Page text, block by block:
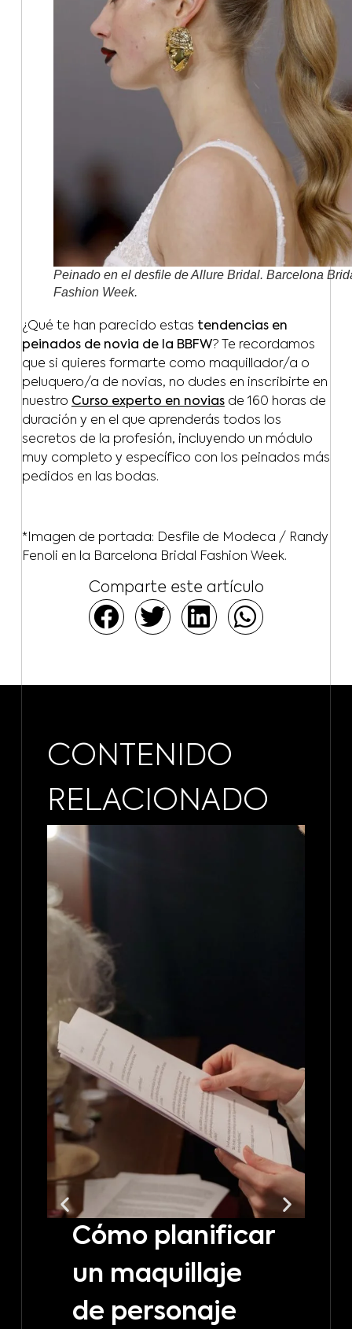
Peinado en el desfile de Allure Bridal. Barcelona
Fashion Week.
¿Qué te han parecido estas tendencias en
peinados de novia de la BBFW? Te recordamos
que si quieres formarte como maquillador/a o
peluquero/a de novias, no dudes en inscribirte en
nuestro Curso experto en noviasde 160 horas de
duración y en el que aprenderás todos los
secretos de la profesión, incluyendo un módulo
muy completo y específico con los peinados más
pedidos en las bodas.
*Imagen de portada: Desfile de Modeca / Randy
Fenoli en la Barcelona Bridal Fashion Week.
Comparte este artículo
CONTENIDO
RELACIONADO
Cómo planificar
un maquillaje
de personaje